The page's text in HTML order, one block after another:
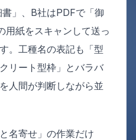
」、B社はPDFで「御
用紙をスキャンして送っ
。工種名の表記も「型
リート型枠」とバラバ
人間が判断しながら並
名寄せ」の作業だけ